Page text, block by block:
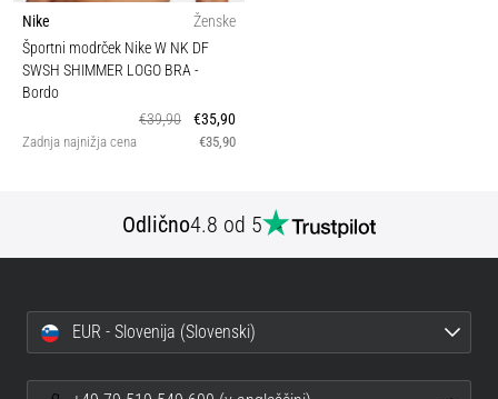
Nike
Ženske
Športni modrček Nike W NK DF
SWSH SHIMMER LOGO BRA-
Bordo
€39,90
€35,90
Zadnja najnižja cena €35,90
Odlično4.8 od 5
EUR - Slovenija (Slovenski)